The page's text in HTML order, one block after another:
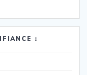
: